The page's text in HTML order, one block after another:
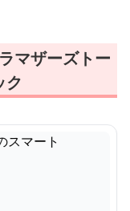
マザーズトー
ク